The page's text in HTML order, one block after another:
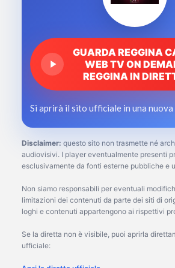
GUARDA REGGINA
WEB TV ON
REGGINA IN
Si aprirà il sito ufficiale in una nuova
Disclaimer: questo sito non trasmette né
audiovisivi. I player eventualmente presenti
esclusivamente da fonti esterne pubbliche e
Non siamo responsabili per eventuali
limitazioni dei contenuti da parte dei siti di
loghi e contenuti appartengono ai rispettivi
Se la diretta non è visibile, puoi aprirla
ufficiale: